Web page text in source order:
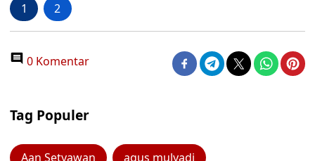
1 2
0 Komentar
Tag Populer
Aan Setyawan agus mulyadi